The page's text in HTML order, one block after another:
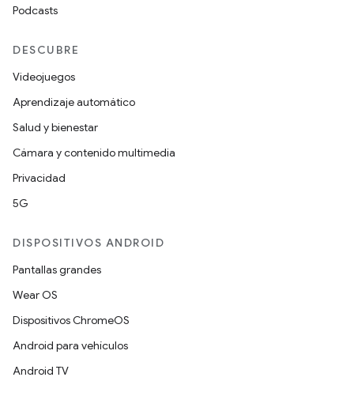
Podcasts
DESCUBRE
Videojuegos
Aprendizaje automático
Salud y bienestar
Cámara y contenido multimedia
Privacidad
5G
DISPOSITIVOS ANDROID
Pantallas grandes
Wear OS
Dispositivos ChromeOS
Android para vehículos
Android TV